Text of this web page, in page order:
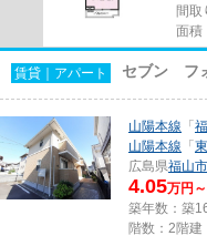
間取
面積
賃貸｜アパート セブン フ
山陽本線 「
山陽本線 「
広島県福山市
4.05万円～
築年数：築
階数：2階建